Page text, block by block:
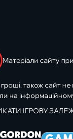
Матеріали сайту
також сайт
на
ІГРОВУ